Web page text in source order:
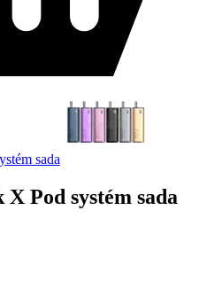
sada
Pod systém sada